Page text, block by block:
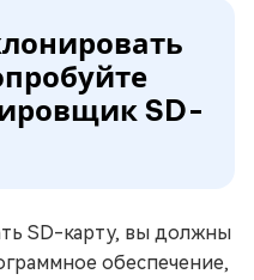
SD-
SD-карту, вы должны
обеспечение,